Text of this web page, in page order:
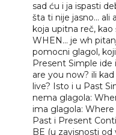
sad ću i ja ispasti
šta ti nije jasno... ali
koja upitna reč,
WHEN... je wh
pomocni glagol,
Present Simple ide
are you now? ili
live? Isto i u Past
nema glagola:
ima glagola:
Past i Present
BE (u zavisnosti